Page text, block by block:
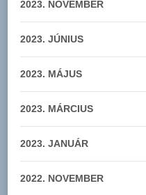
2023. NOVEMBER
2023. JÚNIUS
2023. MÁJUS
2023. MÁRCIUS
2023. JANUÁR
2022. NOVEMBER